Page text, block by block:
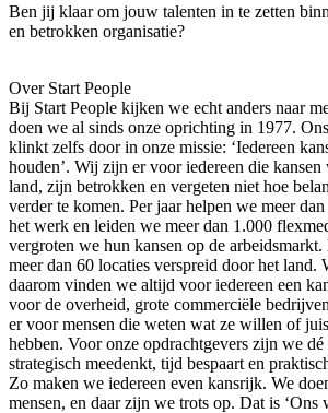
Ben jij klaar om jouw talenten in te zetten
en betrokken organisatie?
Over Start People
Bij Start People kijken we echt anders naar
doen we al sinds onze oprichting in 1977.
klinkt zelfs door in onze missie: ‘Iedereen
houden’. Wij zijn er voor iedereen die
land, zijn betrokken en vergeten niet hoe
verder te komen. Per jaar helpen we meer
het werk en leiden we meer dan 1.000
vergroten we hun kansen op de
meer dan 60 locaties verspreid door het land.
daarom vinden we altijd voor iedereen een
voor de overheid, grote commerciële
er voor mensen die weten wat ze willen of
hebben. Voor onze opdrachtgevers zijn we
strategisch meedenkt, tijd bespaart en
Zo maken we iedereen even kansrijk. We
mensen, en daar zijn we trots op. Dat is ‘Ons